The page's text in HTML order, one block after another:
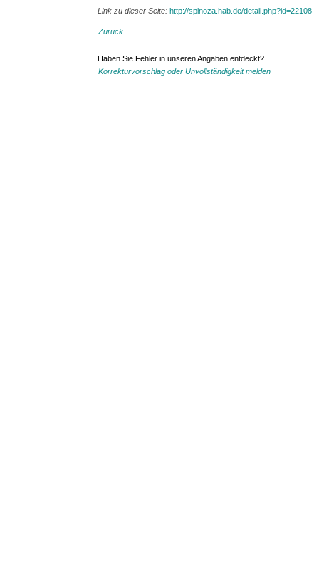
Link zu dieser Seite:http://spinoza.hab.de/detail.php?id=22108
Zurück
Haben Sie Fehler in unseren Angaben entdeckt?
Korrekturvorschlag oder Unvollständigkeit melden